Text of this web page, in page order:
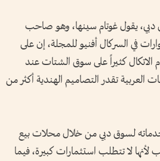
دبي، يقول غوتام سينها، وهو صاحب
في السركال أفنيو للمجلة، إن على
الاتكال كثيراً على سوق الشتات عند
العربية تقدر التصاميم الهندية أكثر من
خدماته لسوق دبي من خلال محلات بيع
لا تتطلب استثمارات كبيرة، فيما